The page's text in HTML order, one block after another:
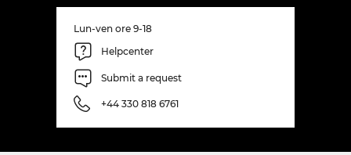
Lun-ven ore 9-18
Helpcenter
Submit a request
+44 330 818 6761